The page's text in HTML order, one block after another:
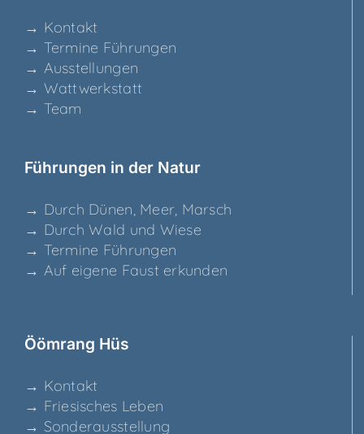
→ Kon­takt
→ Ter­mi­ne Führungen
→ Aus­stel­lun­gen
→ Watt­werk­statt
→ Team
Füh­run­gen in der Natur
→ Durch Dünen, Meer, Marsch
→ Durch Wald und Wiese
→ Ter­mi­ne Führungen
→ Auf eige­ne Faust erkunden
Ööm­rang Hüs
→ Kon­takt
→ Frie­si­sches Leben
→ Son­der­aus­stel­lung